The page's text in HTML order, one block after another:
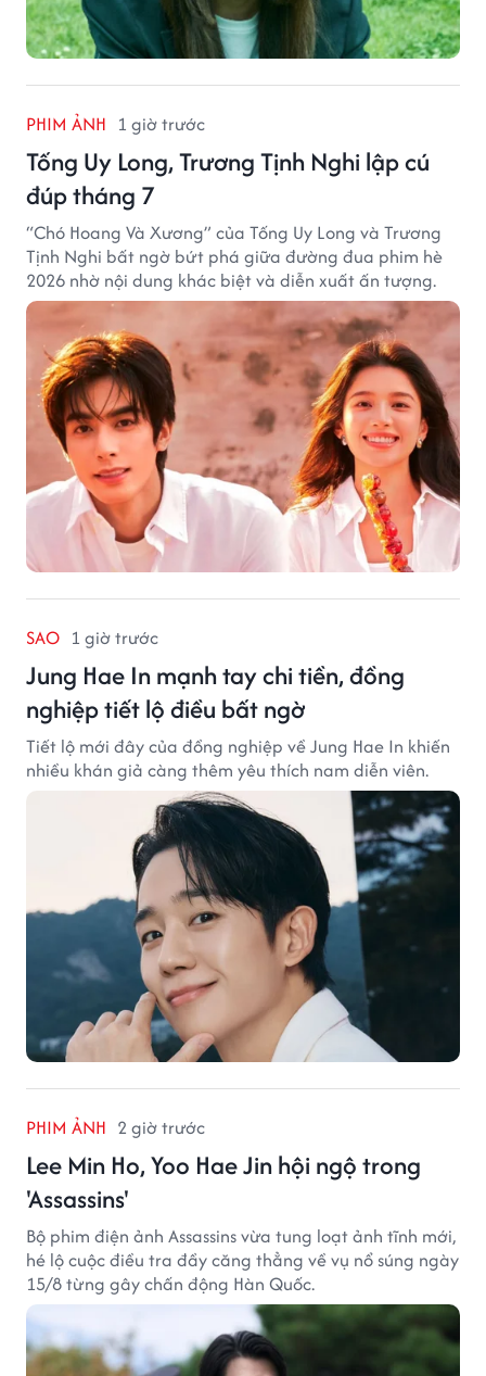
PHIM ẢNH 1 giờ trước
Tống Uy Long, Trương Tịnh Nghi lập cú
đúp tháng 7
“Chó Hoang Và Xương” của Tống Uy Long và Trương
Tịnh Nghi bất ngờ bứt phá giữa đường đua phim hè
2026 nhờ nội dung khác biệt và diễn xuất ấn tượng.
SAO 1 giờ trước
Jung Hae In mạnh tay chi tiền, đồng
nghiệp tiết lộ điều bất ngờ
Tiết lộ mới đây của đồng nghiệp về Jung Hae In khiến
nhiều khán giả càng thêm yêu thích nam diễn viên.
PHIM ẢNH 2 giờ trước
Lee Min Ho, Yoo Hae Jin hội ngộ trong
'Assassins'
Bộ phim điện ảnh Assassins vừa tung loạt ảnh tĩnh mới,
hé lộ cuộc điều tra đầy căng thẳng về vụ nổ súng ngày
15/8 từng gây chấn động Hàn Quốc.